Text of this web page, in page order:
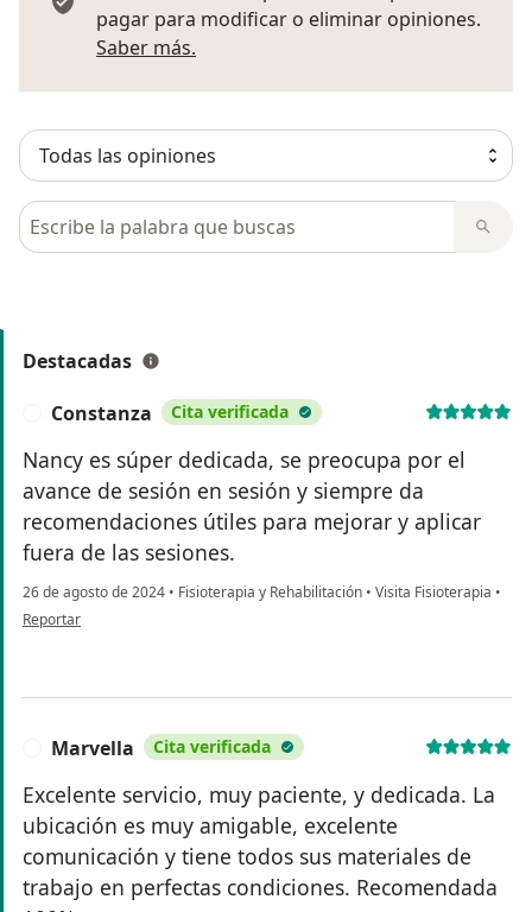
pagar para modificar o eliminar opiniones.
Saber más.
Busca en opiniones
Destacadas
Constanza Cita verificada
Nancy es súper dedicada, se preocupa por el
avance de sesión en sesión y siempre da
recomendaciones útiles para mejorar y aplicar
fuera de las sesiones.
26 de agosto de 2024 • Fisioterapia y Rehabilitación • Visita Fisioterapia •
en opinión del usuario Constanza
Reportar
Marvella Cita verificada
Excelente servicio, muy paciente, y dedicada. La
ubicación es muy amigable, excelente
comunicación y tiene todos sus materiales de
trabajo en perfectas condiciones. Recomendada